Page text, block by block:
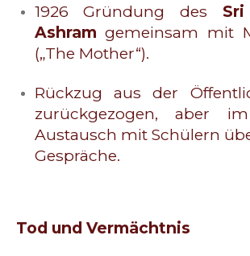
1926 Gründung des
Ashram gemeinsam mit
(„The Mother“).
Rückzug aus der
zurückgezogen, aber
Austausch mit Schülern
Gespräche.
Tod und Vermächtnis